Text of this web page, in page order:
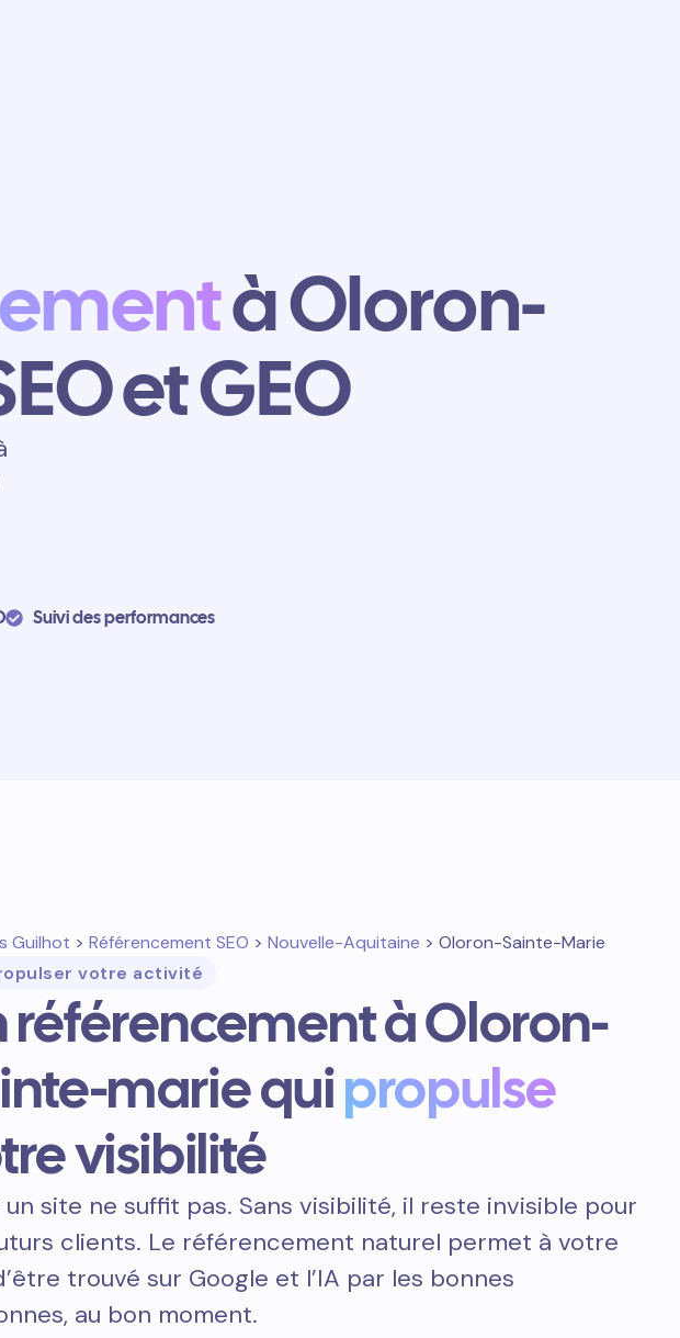
à Oloron-
et GEO
Suivi des performances
Guilhot > Référencement SEO > Nouvelle-Aquitaine > Oloron-Sainte-Marie
votre activité
référencement à Oloron-
marie quipropulse
visibilité
un site ne suffit pas. Sans visibilité, il reste invisible pour
clients. Le référencement naturel permet à votre
trouvé sur Google et l’IA par les bonnes
au bon moment.